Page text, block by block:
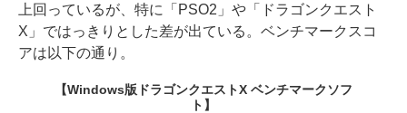
上回っているが、特に「PSO2」や「ドラゴンクエスト
X」ではっきりとした差が出ている。ベンチマークスコ
アは以下の通り。
【Windows版ドラゴンクエストX ベンチマークソフ
ト】